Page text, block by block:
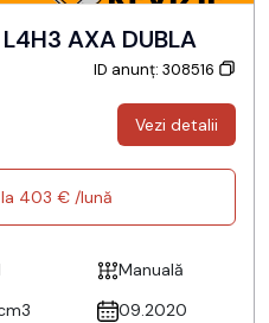
AXA DUBLA
ID anunț: 308516
Vezi detalii
403 € /lună
Manuală
09.2020